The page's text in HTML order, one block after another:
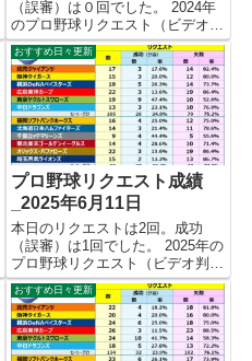
（誤審）は０回でした。 2024年
のプロ野球リクエスト（ビデオ判
定）成績を記録集計しています。
今シーズンのリクエスト成功率は
これで23.3%。リクエスト数300
回、成功70回、失敗230回となり
ました。 【リク...
おすすめ日々更新
プロ野球リクエスト成績
_2025年6月11日
本日のリクエストは2回。成功
（誤審）は1回でした。 2025年の
プロ野球リクエスト（ビデオ判
定）成績を記録集計しています。
今シーズンのリクエスト成功率は
これで23.6%。リクエスト数195
回、成功46回、失敗149回となり
ました。 【リクエ...
おすすめ日々更新